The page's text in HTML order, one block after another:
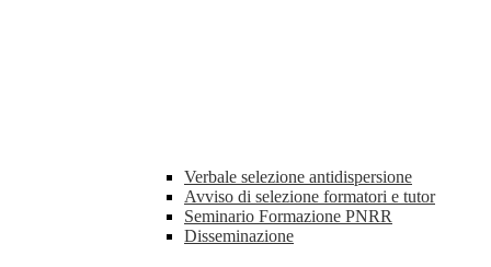
Verbale selezione antidispersione
Avviso di selezione formatori e tutor
Seminario Formazione PNRR
Disseminazione